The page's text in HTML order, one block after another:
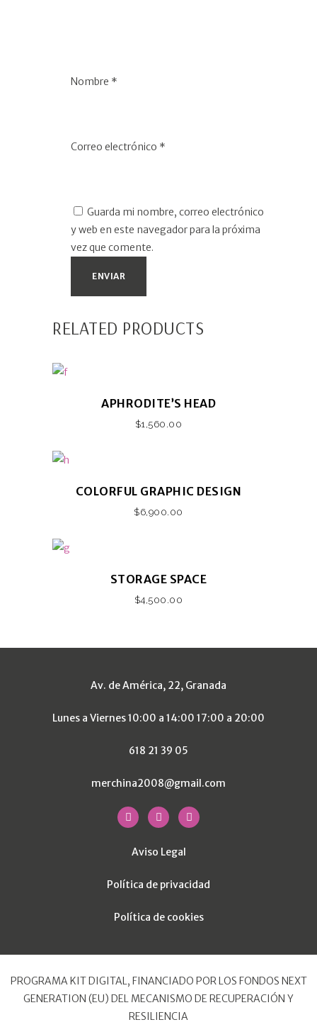
Nombre *
Correo electrónico *
Guarda mi nombre, correo electrónico
y web en este navegador para la próxima
vez que comente.
RELATED PRODUCTS
APHRODITE’S HEAD
$1,560.00
COLORFUL GRAPHIC DESIGN
$6,900.00
STORAGE SPACE
$4,500.00
Av. de América, 22, Granada
Lunes a Viernes 10:00 a 14:00 17:00 a 20:00
618 21 39 05
merchina2008@gmail.com
Aviso Legal
Política de privacidad
Política de cookies
PROGRAMA KIT DIGITAL, FINANCIADO POR LOS FONDOS NEXT
GENERATION (EU) DEL MECANISMO DE RECUPERACIÓN Y
RESILIENCIA